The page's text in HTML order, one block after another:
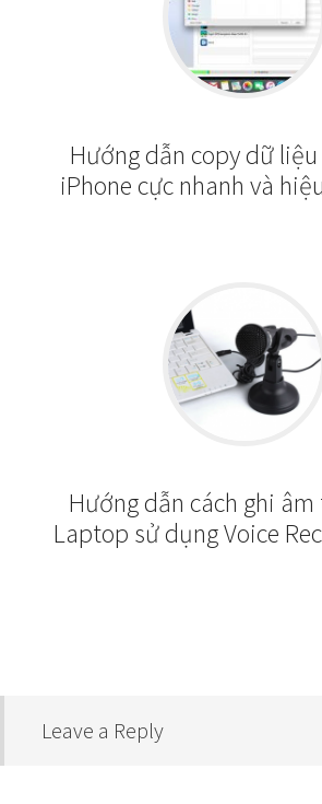
Hướng dẫn copy dữ liệu
iPhone cực nhanh và
Hướng dẫn cách ghi âm
Laptop sử dụng Voice
Leave a Reply